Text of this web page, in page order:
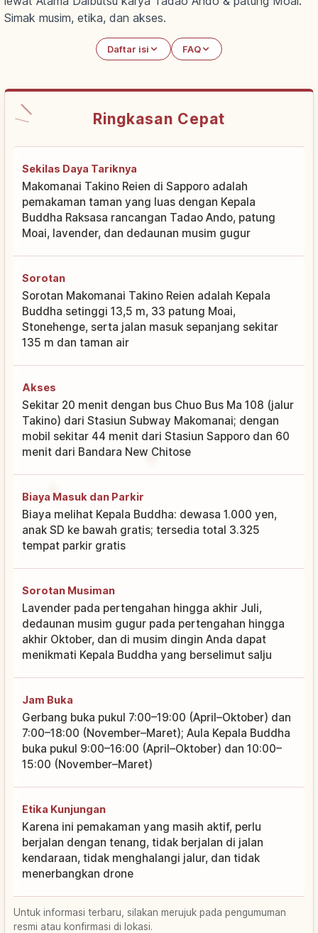
Simak musim, etika, dan akses.
Daftar isi FAQ
Ringkasan Cepat
Sekilas Daya Tariknya
Makomanai Takino Reien di Sapporo adalah
pemakaman taman yang luas dengan Kepala
Buddha Raksasa rancangan Tadao Ando, patung
Moai, lavender, dan dedaunan musim gugur
Sorotan
Sorotan Makomanai Takino Reien adalah Kepala
Buddha setinggi 13,5 m, 33 patung Moai,
Stonehenge, serta jalan masuk sepanjang sekitar
135 m dan taman air
Akses
Sekitar 20 menit dengan bus Chuo Bus Ma 108 (jalur
Takino) dari Stasiun Subway Makomanai; dengan
mobil sekitar 44 menit dari Stasiun Sapporo dan 60
menit dari Bandara New Chitose
Biaya Masuk dan Parkir
Biaya melihat Kepala Buddha: dewasa 1.000 yen,
anak SD ke bawah gratis; tersedia total 3.325
tempat parkir gratis
Sorotan Musiman
Lavender pada pertengahan hingga akhir Juli,
dedaunan musim gugur pada pertengahan hingga
akhir Oktober, dan di musim dingin Anda dapat
menikmati Kepala Buddha yang berselimut salju
Jam Buka
Gerbang buka pukul 7:00–19:00 (April–Oktober) dan
7:00–18:00 (November–Maret); Aula Kepala Buddha
buka pukul 9:00–16:00 (April–Oktober) dan 10:00–
15:00 (November–Maret)
Etika Kunjungan
Karena ini pemakaman yang masih aktif, perlu
berjalan dengan tenang, tidak berjalan di jalan
kendaraan, tidak menghalangi jalur, dan tidak
menerbangkan drone
Untuk informasi terbaru, silakan merujuk pada pengumuman
resmi atau konfirmasi di lokasi.